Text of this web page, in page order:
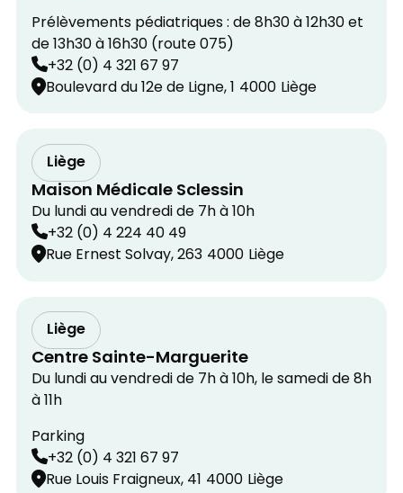
Prélèvements pédiatriques : de 8h30 à 12h30 et
de 13h30 à 16h30 (route 075)
+32 (0) 4 321 67 97
Boulevard du 12e de Ligne, 1 4000 Liège
Liège
Maison Médicale Sclessin
Du lundi au vendredi de 7h à 10h
+32 (0) 4 224 40 49
Rue Ernest Solvay, 263 4000 Liège
Liège
Centre Sainte-Marguerite
Du lundi au vendredi de 7h à 10h, le samedi de 8h
à 11h
Parking
+32 (0) 4 321 67 97
Rue Louis Fraigneux, 41 4000 Liège